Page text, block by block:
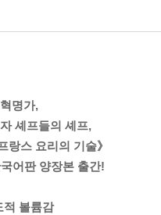
명가,
셰프들의 셰프,
랑스 요리의 기술》
어판 양장본 출간!
적 볼륨감